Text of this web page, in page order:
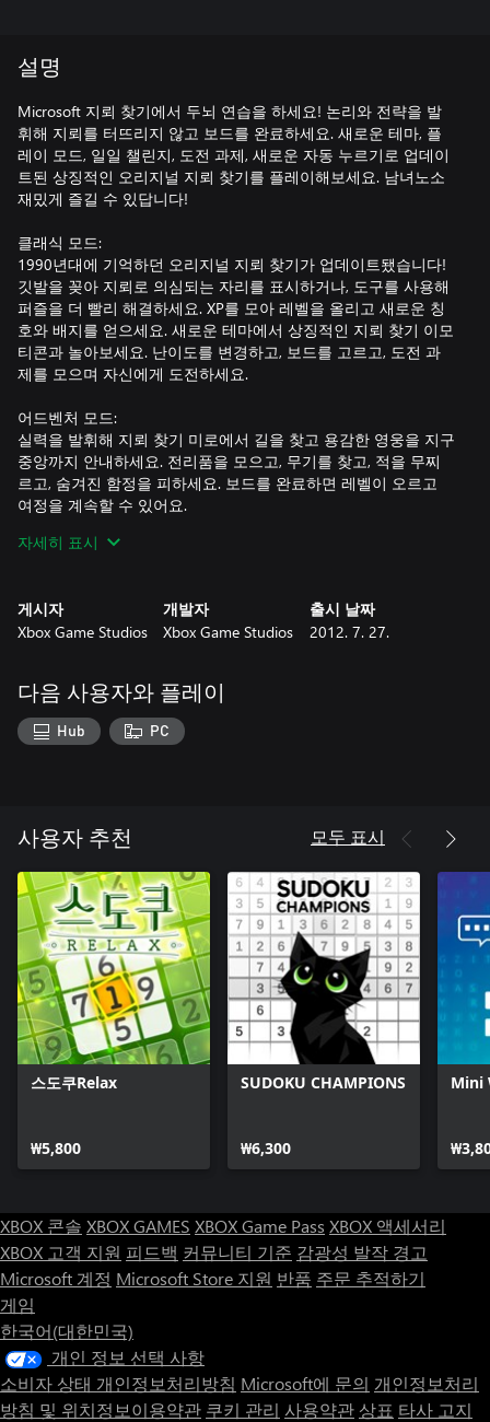
설명
Microsoft 지뢰 찾기에서 두뇌 연습을 하세요! 논리와 전략을 발
휘해 지뢰를 터뜨리지 않고 보드를 완료하세요. 새로운 테마, 플
레이 모드, 일일 챌린지, 도전 과제, 새로운 자동 누르기로 업데이
트된 상징적인 오리지널 지뢰 찾기를 플레이해보세요. 남녀노소
재밌게 즐길 수 있답니다!
클래식 모드:
1990년대에 기억하던 오리지널 지뢰 찾기가 업데이트됐습니다!
깃발을 꽂아 지뢰로 의심되는 자리를 표시하거나, 도구를 사용해
퍼즐을 더 빨리 해결하세요. XP를 모아 레벨을 올리고 새로운 칭
호와 배지를 얻으세요. 새로운 테마에서 상징적인 지뢰 찾기 이모
티콘과 놀아보세요. 난이도를 변경하고, 보드를 고르고, 도전 과
제를 모으며 자신에게 도전하세요.
어드벤처 모드:
실력을 발휘해 지뢰 찾기 미로에서 길을 찾고 용감한 영웅을 지구
중앙까지 안내하세요. 전리품을 모으고, 무기를 찾고, 적을 무찌
르고, 숨겨진 함정을 피하세요. 보드를 완료하면 레벨이 오르고
여정을 계속할 수 있어요.
일일 챌린지:
을 수 있어요! 프리미엄 구독자가 되면 놓친 일일 챌린지도 플레
이할 수 있습니다!
XP를 모으고 레벨 상승:
XP를 모아 레벨을 올리고 새로운 칭호와 배지를 얻으세요.
Microsoft 계정으로 로그인하면 진행 상황, 레벨, XP, 도전 과제를
저장할 수 있습니다. 같은 Microsoft 계정에 로그인하면 하나 이
자세히 표시
게시자
Xbox Game Studios
개발자
Xbox Game Studios
출시 날짜
2012. 7. 27.
다음 사용자와 플레이
Hub PC
사용자 추천 모두 표시
스도쿠Relax
₩5,800
SUDOKU CHAMPIONS
₩6,300
Mini
XBOX 콘솔 XBOX GAMES XBOX Game Pass XBOX 액세서리
XBOX 고객 지원 피드백 커뮤니티 기준 감광성 발작 경고
Microsoft 계정 Microsoft Store 지원 반품 주문 추적하기
게임
한국어(대한민국)
개인 정보 선택 사항
소비자 상태 개인정보처리방침 Microsoft에 문의 개인정보처리
방침 및 위치정보이용약관 쿠키 관리 사용약관 상표 타사 고지